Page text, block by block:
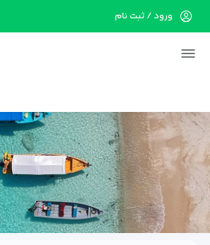
در حال حاضر ارتباط با سرور
ورود / ثبت نام